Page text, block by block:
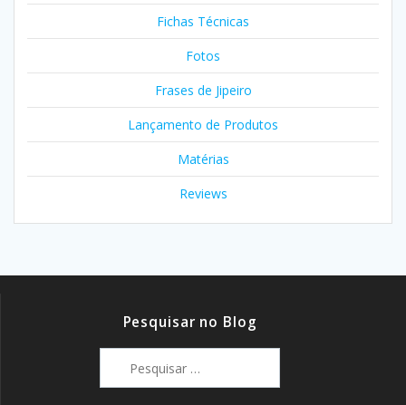
Fichas Técnicas
Fotos
Frases de Jipeiro
Lançamento de Produtos
Matérias
Reviews
Pesquisar no Blog